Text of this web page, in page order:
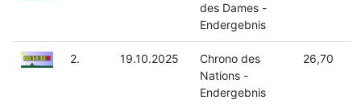
des Dames -
Endergebnis
2. 19.10.2025
Chrono des
Nations -
Endergebnis
26,70